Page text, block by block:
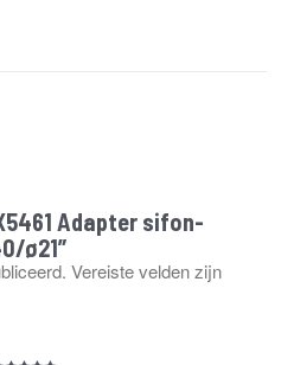
Adapter sifon-
ø21”
Vereiste velden zijn